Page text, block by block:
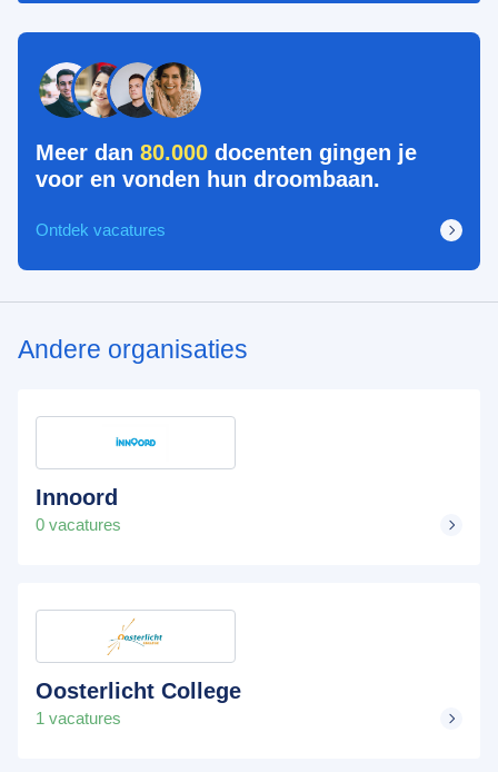
Meer dan 80.000 docenten gingen je
voor en vonden hun droombaan.
Ontdek vacatures
Andere organisaties
Innoord
0 vacatures
Oosterlicht College
1 vacatures